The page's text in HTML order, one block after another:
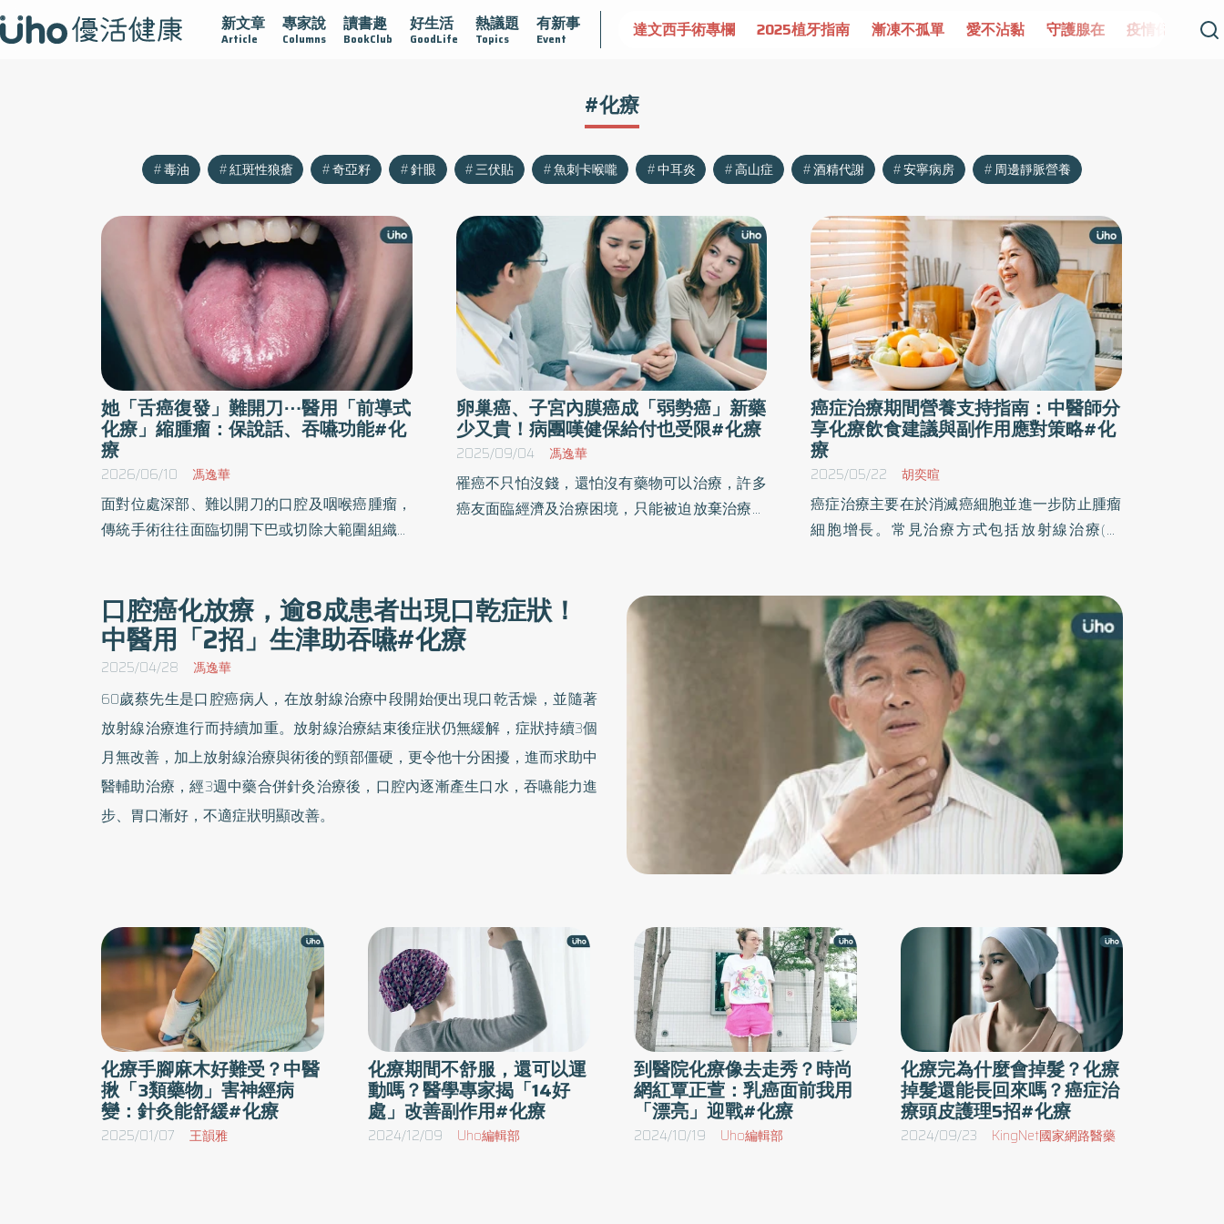
新文章
Article
專家說
Columns
讀書趣
BookClub
好生活
GoodLife
熱議題
Topics
有新事
Event
在 疫情保衛戰 再生醫學 愛的未來視 認識攝護腺肥大 守護骨骼健康 達文西手術專欄 2025植牙指南 漸凍不孤單 愛不沾黏 守護腺在 疫情保衛戰 再生醫學
#化療
毒油 紅斑性狼瘡 奇亞籽 針眼 三伏貼 魚刺卡喉嚨 中耳炎 高山症 酒精代謝 安寧病房 周邊靜脈營養
她「舌癌復發」難開刀⋯醫用「前導式
化療」縮腫瘤：保說話、吞嚥功能#化
療
2026/06/10 馮逸華
面對位處深部、難以開刀的口腔及咽喉癌腫瘤，
傳統手術往往面臨切開下巴或切除大範圍組織的
效縮小，再透過經口機械手臂微創切除，不僅能
精準清除癌細胞、免除顏面大範圍破壞，更能完
整保留患者的說話與吞嚥功能。
卵巢癌、子宮內膜癌成「弱勢癌」新藥
少又貴！病團嘆健保給付也受限#化療
2025/09/04 馮逸華
罹癌不只怕沒錢，還怕沒有藥物可以治療，許多
癌友面臨經濟及治療困境，只能被迫放棄治療。
子宮刮除化驗才發現癌細胞，且手術摘除子宮時
發現已擴散至淋巴，確診為第3期子宮內膜癌。
癌症治療期間營養支持指南：中醫師分
享化療飲食建議與副作用應對策略#化
療
2025/05/22 胡奕暄
癌症治療主要在於消滅癌細胞並進一步防止腫瘤
細胞增長。常見治療方式包括放射線治療(電
植治療。頤鳴堂中醫診所院長康涵菁中醫師表示
這些治療皆會引起程度不一的副作用，如嘔吐、
厭食、腹瀉及免疫力下降等等，嚴重易影響病患
營養狀況。若無適當營養支持易導致病患營養不
良無法完成抗癌療程，因此完整的營養支持是病
患順利完成癌症治療的重要關鍵。 康涵菁中醫師
化學治療期間飲食建議 每次化療前不要空腹，可
先吃少量的清淡食物，避免大量油膩及不易消化
的食物。 疲憊是常見的副作用，為保持體力更需
維持均衡的飲食，包括足夠的蛋白質。盡量避免
膽固醇、油脂量高和加工製品的 肉類，以免造成
食困難時，不要太勉強進食，待較舒服時，再正
常進食。 盡可能食材多樣化選擇、調味多變化、
改變用餐環境，有促進食慾的效果。 依治療副作
用不同症狀，建議參考副作用飲食對策幫助進食
順利。 少量多餐進食：增加熱量攝取，可以在睡
前及兩餐之間補充高蛋白、高熱量點心或飲料，
如乳酪、核果、雞精(湯)、商業蛋白配方。避免
空腹及腹脹，進食時也要放慢速度，約過 2 小時
就可再進食。 增進食慾方式：用餐前做適度的活
口腔癌化放療，逾8成患者出現口乾症狀！
中醫用「2招」生津助吞嚥#化療
2025/04/28 馮逸華
60歲蔡先生是口腔癌病人，在放射線治療中段開始便出現口乾舌燥，並隨著
放射線治療進行而持續加重。放射線治療結束後症狀仍無緩解，症狀持續3個
月無改善，加上放射線治療與術後的頸部僵硬，更令他十分困擾，進而求助中
醫輔助治療，經3週中藥合併針灸治療後，口腔內逐漸產生口水，吞嚥能力進
步、胃口漸好，不適症狀明顯改善。
化療手腳麻木好難受？中醫
揪「3類藥物」害神經病
變：針灸能舒緩#化療
2025/01/07 王韻雅
化療期間不舒服，還可以運
動嗎？醫學專家揭「14好
處」改善副作用#化療
2024/12/09 Uho編輯部
到醫院化療像去走秀？時尚
網紅覃正萱：乳癌面前我用
「漂亮」迎戰#化療
2024/10/19 Uho編輯部
化療完為什麼會掉髮？化療
掉髮還能長回來嗎？癌症治
療頭皮護理5招#化療
2024/09/23 KingNet國家網路醫藥